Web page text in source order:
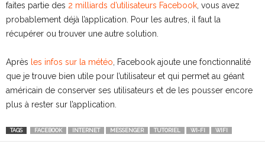
faites partie des 2 milliards d’utilisateurs Facebook , vous avez
probablement déjà l’application. Pour les autres, il faut la
récupérer ou trouver une autre solution.
Après les infos sur la météo , Facebook ajoute une fonctionnalité
que je trouve bien utile pour l’utilisateur et qui permet au géant
américain de conserver ses utilisateurs et de les pousser encore
plus à rester sur l’application.
TAGS FACEBOOK INTERNET MESSENGER TUTORIEL WI-FI WIFI